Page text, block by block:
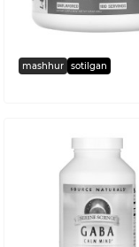
mashhur sotilgan